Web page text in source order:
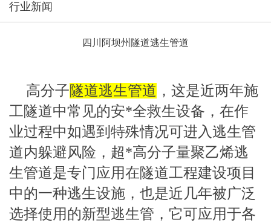
行业新闻
四川阿坝州隧道逃生管道
高分子隧道逃生管道 ，这是近两年施
工隧道中常见的安*全救生设备，在作
业过程中如遇到特殊情况可进入逃生管
道内躲避风险，超*高分子量聚乙烯逃
生管道是专门应用在隧道工程建设项目
中的一种逃生设施，也是近几年被广泛
选择使用的新型逃生管，它可应用于各